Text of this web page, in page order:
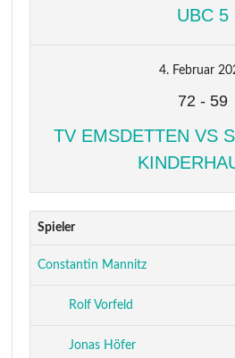
UBC 5
4. Februar
72- 59
TV EMSDETTEN VS
Spieler
Constantin Mannitz
Rolf Vorfeld
Jonas Höfer